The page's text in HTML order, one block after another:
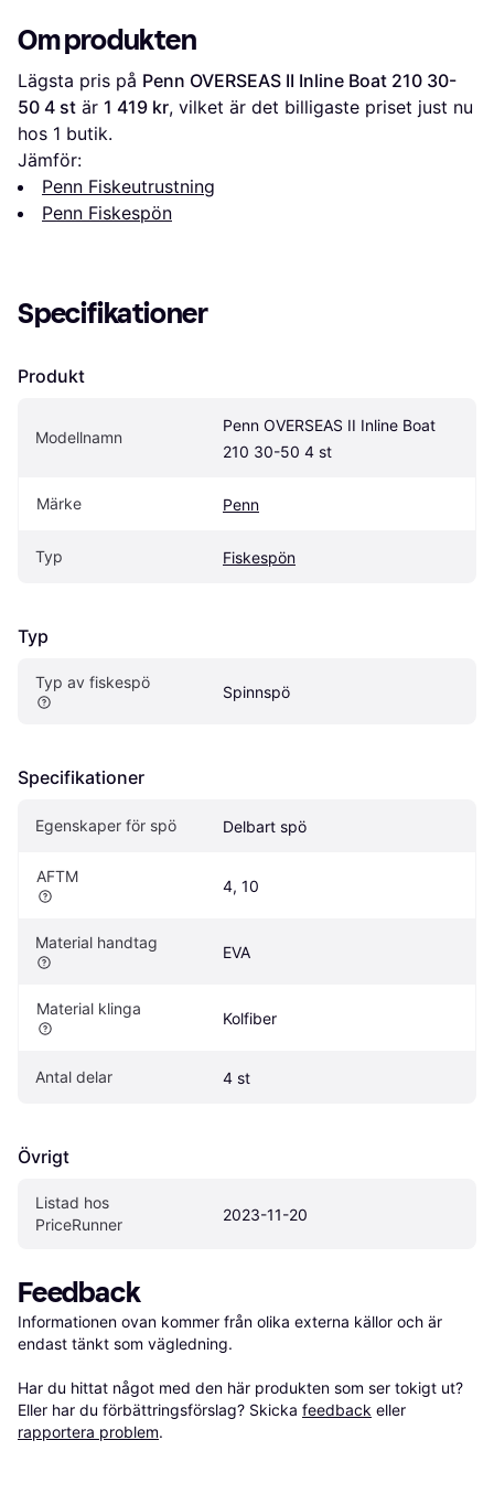
Om produkten
Lägsta pris på Penn OVERSEAS II Inline Boat 210 30-
50 4 st är 1 419 kr, vilket är det billigaste priset just nu
hos 1 butik.
Jämför:
Penn Fiskeutrustning
Penn Fiskespön
Specifikationer
Produkt
Modellnamn
Penn OVERSEAS II Inline Boat
210 30-50 4 st
Märke Penn
Typ Fiskespön
Typ
Typ av fiskespö
Spinnspö
Specifikationer
Egenskaper för spö Delbart spö
AFTM
4, 10
Material handtag
EVA
Material klinga
Kolfiber
Antal delar 4 st
Övrigt
Listad hos
PriceRunner
2023-11-20
Feedback
Informationen ovan kommer från olika externa källor och är
endast tänkt som vägledning.
Har du hittat något med den här produkten som ser tokigt ut?
Eller har du förbättringsförslag? Skicka feedback eller
rapportera problem.